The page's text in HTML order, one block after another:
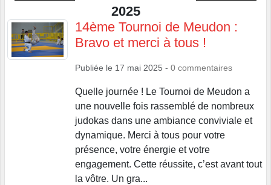
2025
14ème Tournoi de Meudon :
Bravo et merci à tous !
Publiée le 17 mai 2025 - 0 commentaires
Quelle journée ! Le Tournoi de Meudon a
une nouvelle fois rassemblé de nombreux
judokas dans une ambiance conviviale et
dynamique. Merci à tous pour votre
présence, votre énergie et votre
engagement. Cette réussite, c’est avant tout
la vôtre. Un gra...